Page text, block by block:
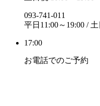
093-741-011
平日11:00～19:00 /
17:00
お電話でのご予約